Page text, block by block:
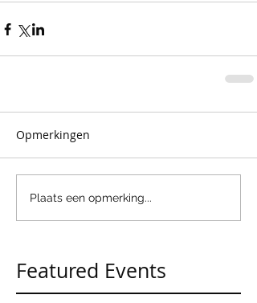
Opmerkingen
Plaats een opmerking...
Featured Events